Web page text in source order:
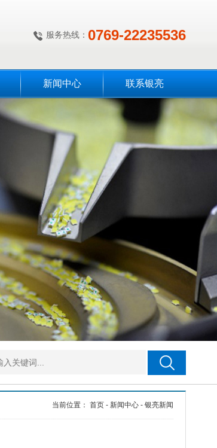
服务热线： 0769-22235536
新闻中心 联系银亮
当前位置： 首页 - 新闻中心 - 银亮新闻